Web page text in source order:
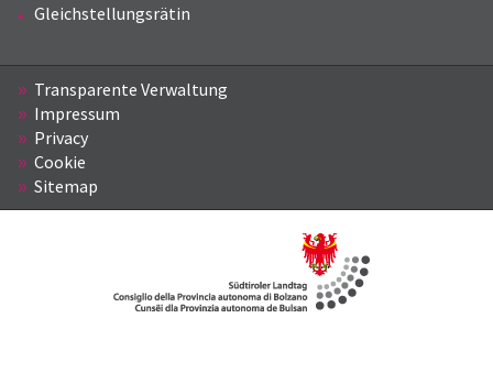
Gleichstellungsrätin
Transparente Verwaltung
Impressum
Privacy
Cookie
Sitemap